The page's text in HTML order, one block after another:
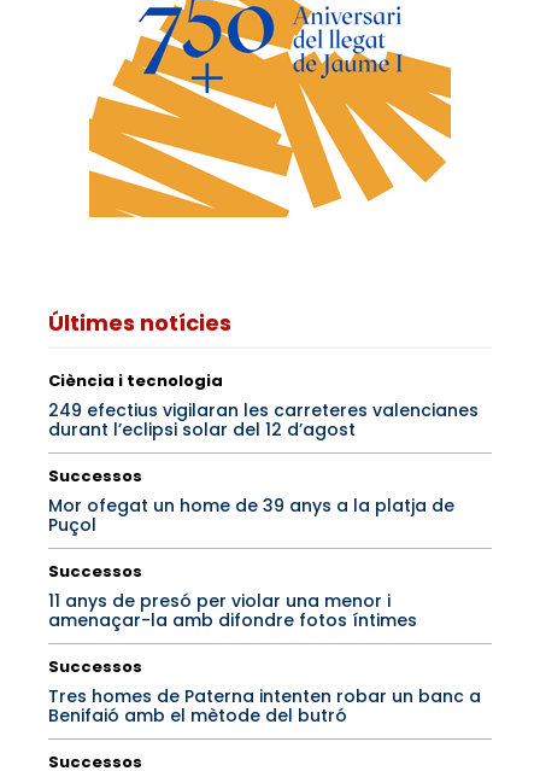
Últimes notícies
Ciència i tecnologia
249 efectius vigilaran les carreteres valencianes
durant l’eclipsi solar del 12 d’agost
Successos
Mor ofegat un home de 39 anys a la platja de
Puçol
Successos
11 anys de presó per violar una menor i
amenaçar-la amb difondre fotos íntimes
Successos
Tres homes de Paterna intenten robar un banc a
Benifaió amb el mètode del butró
Successos